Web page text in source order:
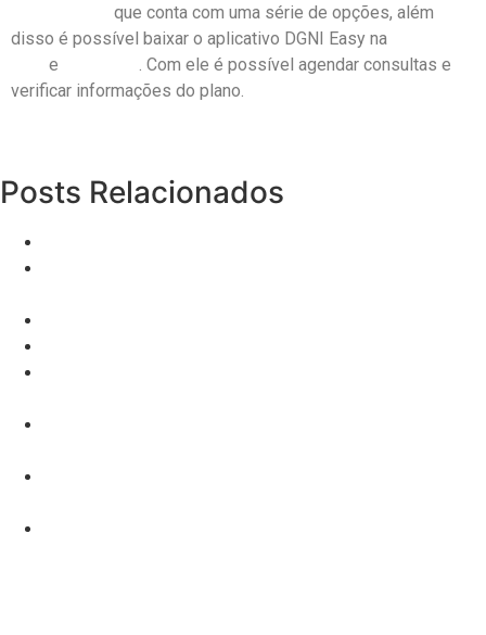
que conta com uma série de opções, além
disso é possível baixar o aplicativo DGNI Easy na
e
. Com ele é possível agendar consultas e
verificar informações do plano.
Posts Relacionados